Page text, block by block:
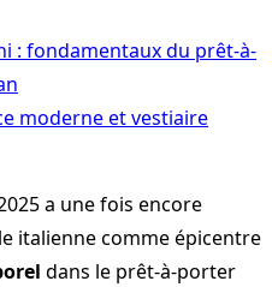
: fondamentaux du prêt-à-
moderne et vestiaire
a une fois encore
italienne comme épicentre
dans le prêt-à-porter